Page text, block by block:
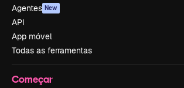
Agentes New
API
App móvel
Todas as ferramentas
Começar